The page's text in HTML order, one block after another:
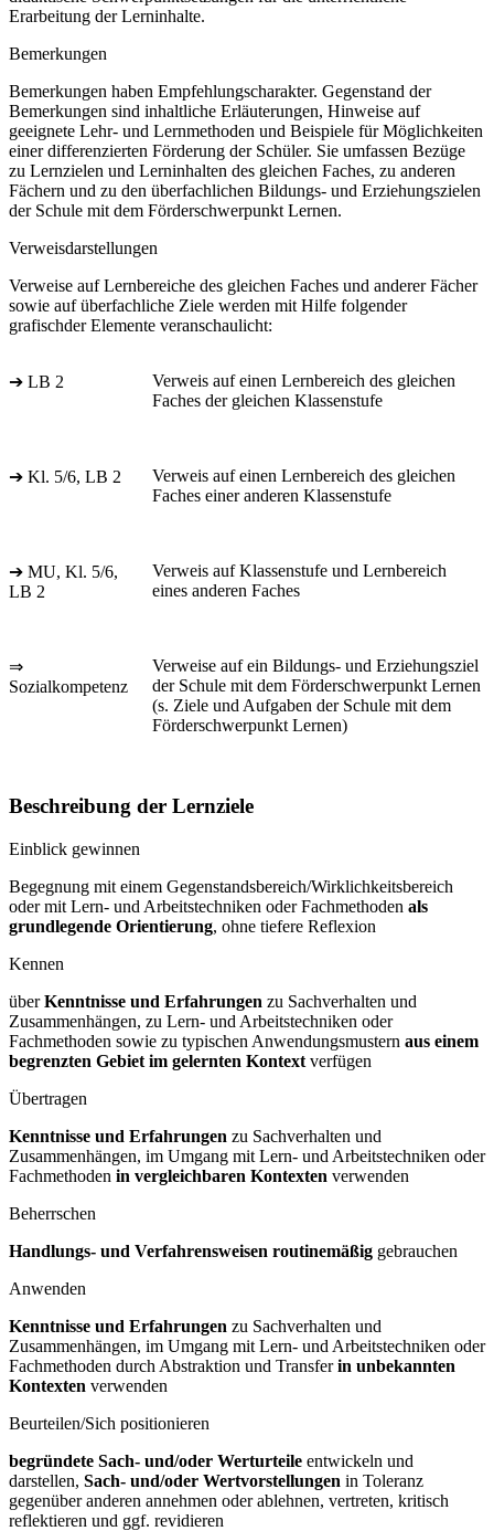
Erarbeitung der Lerninhalte.
Bemerkungen
Bemerkungen haben Empfehlungscharakter. Gegenstand der
Bemerkungen sind inhaltliche Erläuterungen, Hinweise auf
geeignete Lehr- und Lernmethoden und Beispiele für Möglichkeiten
einer differenzierten Förderung der Schüler. Sie umfassen Bezüge
zu Lernzielen und Lerninhalten des gleichen Faches, zu anderen
Fächern und zu den überfachlichen Bildungs- und Erziehungszielen
der Schule mit dem Förderschwerpunkt Lernen.
Verweisdarstellungen
Verweise auf Lernbereiche des gleichen Faches und anderer Fächer
sowie auf überfachliche Ziele werden mit Hilfe folgender
grafischder Elemente veranschaulicht:
➔ LB 2
Verweis auf einen Lernbereich des gleichen
Faches der gleichen Klassenstufe
➔ Kl. 5/6, LB 2
Verweis auf einen Lernbereich des gleichen
Faches einer anderen Klassenstufe
➔ MU, Kl. 5/6,
LB 2
Verweis auf Klassenstufe und Lernbereich
eines anderen Faches
⇒
Sozialkompetenz
Verweise auf ein Bildungs- und Erziehungsziel
der Schule mit dem Förderschwerpunkt Lernen
(s. Ziele und Aufgaben der Schule mit dem
Förderschwerpunkt Lernen)
Beschreibung der Lernziele
Einblick gewinnen
Begegnung mit einem Gegenstandsbereich/Wirklichkeitsbereich
oder mit Lern- und Arbeitstechniken oder Fachmethoden als
grundlegende Orientierung, ohne tiefere Reflexion
Kennen
überKenntnisse und Erfahrungen zu Sachverhalten und
Zusammenhängen, zu Lern- und Arbeitstechniken oder
Fachmethoden sowie zu typischen Anwendungsmustern aus einem
begrenzten Gebiet im gelernten Kontext verfügen
Übertragen
Kenntnisse und Erfahrungen zu Sachverhalten und
Zusammenhängen, im Umgang mit Lern- und Arbeitstechniken oder
Fachmethoden in vergleichbaren Kontexten verwenden
Beherrschen
Handlungs- und Verfahrensweisen routinemäßig gebrauchen
Anwenden
Kenntnisse und Erfahrungen zu Sachverhalten und
Zusammenhängen, im Umgang mit Lern- und Arbeitstechniken oder
Fachmethoden durch Abstraktion und Transferin unbekannten
Kontexten verwenden
Beurteilen/Sich positionieren
begründete Sach- und/oder Werturteile entwickeln und
darstellen, Sach- und/oder Wertvorstellungen in Toleranz
gegenüber anderen annehmen oder ablehnen, vertreten, kritisch
reflektieren und ggf. revidieren